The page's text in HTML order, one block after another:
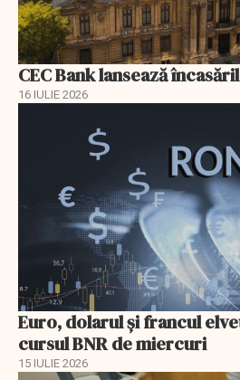
CEC Bank lansează
16 IULIE 2026
Euro, dolarul și francul
cursul BNR de miercuri
15 IULIE 2026